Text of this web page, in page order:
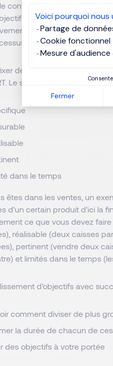
Voici pourquoi nous
Partage de
Cookie fonctionnel
Mesure
Fermer
contexte de la gestion du
pour votre avenir,
du projet que vous
en objectifs
des objectifs
Le système de définition
dans le temps
êtes dans les ventes, un
d'un certain produit d'ici la
ce que vous devez
réalisable (deux caisses
pertinent (vendre deux
et limités dans le temps
d'objectifs avec
comment diviser de plus
la durée de chacun de
des objectifs à votre portée